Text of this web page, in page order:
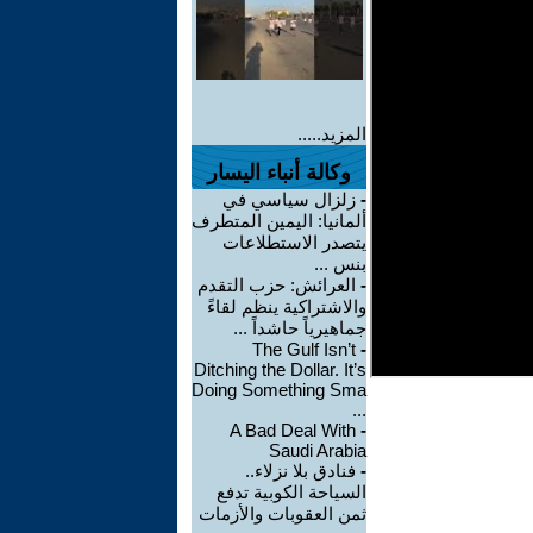
المزيد.....
وكالة أنباء اليسار
- زلزال سياسي في
ألمانيا: اليمين المتطرف
يتصدر الاستطلاعات
بنس ...
- العرائش: حزب التقدم
والاشتراكية ينظم لقاءً
جماهيرياً حاشداً ...
-
The Gulf Isn’t
Ditching the Dollar. It’s
Doing Something Sma
...
-
A Bad Deal With
Saudi Arabia
- فنادق بلا نزلاء..
السياحة الكوبية تدفع
ثمن العقوبات والأزمات